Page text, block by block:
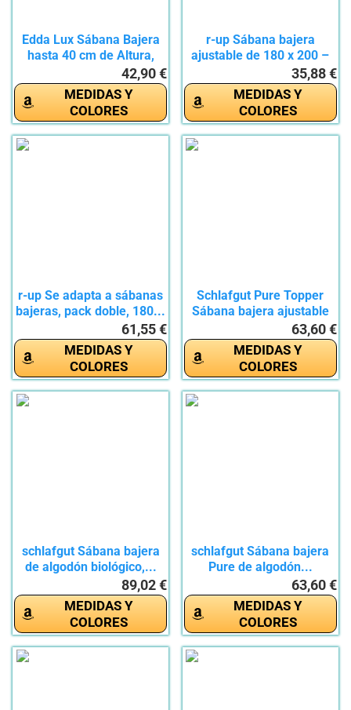
Edda Lux Sábana Bajera
hasta 40 cm de Altura,
42,90 €
MEDIDAS Y
COLORES
r-up Sábana bajera
ajustable de 180 x 200 –
35,88 €
MEDIDAS Y
COLORES
r-up Se adapta a sábanas
bajeras, pack doble, 180...
61,55 €
MEDIDAS Y
COLORES
Schlafgut Pure Topper
Sábana bajera ajustable
63,60 €
MEDIDAS Y
COLORES
schlafgut Sábana bajera
de algodón biológico,...
89,02 €
MEDIDAS Y
COLORES
schlafgut Sábana bajera
Pure de algodón...
63,60 €
MEDIDAS Y
COLORES